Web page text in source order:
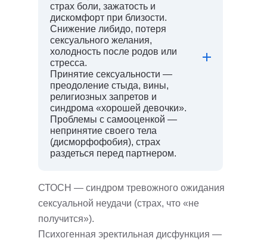
страх боли, зажатость и
дискомфорт при близости.
Снижение либидо, потеря
сексуального желания,
холодность после родов или
стресса.
Принятие сексуальности —
преодоление стыда, вины,
религиозных запретов и
синдрома «хорошей девочки».
Проблемы с самооценкой —
непринятие своего тела
(дисморфофобия), страх
раздеться перед партнером.
СТОСН — синдром тревожного ожидания
сексуальной неудачи (страх, что «не
получится»).
Психогенная эректильная дисфункция —